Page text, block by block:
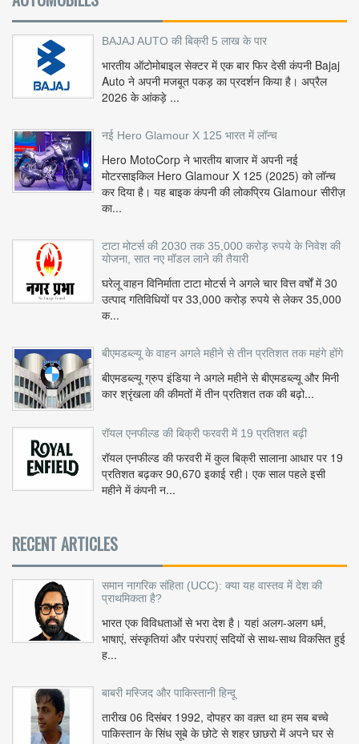
BAJAJ AUTO की बिक्री 5 लाख के पार
भारतीय ऑटोमोबाइल सेक्टर में एक बार फिर देसी कंपनी Bajaj
Auto ने अपनी मजबूत पकड़ का प्रदर्शन किया है। अप्रैल
2026 के आंकड़े ...
नई Hero Glamour X 125 भारत में लॉन्च
Hero MotoCorp ने भारतीय बाजार में अपनी नई
मोटरसाइकिल Hero Glamour X 125 (2025) को लॉन्च
कर दिया है। यह बाइक कंपनी की लोकप्रिय Glamour सीरीज़
का...
टाटा मोटर्स की 2030 तक 35,000 करोड़ रुपये के निवेश की
योजना, सात नए मॉडल लाने की तैयारी
घरेलू वाहन विनिर्माता टाटा मोटर्स ने अगले चार वित्त वर्षों में 30
उत्पाद गतिविधियों पर 33,000 करोड़ रुपये से लेकर 35,000
क...
बीएमडब्ल्यू के वाहन अगले महीने से तीन प्रतिशत तक महंगे होंगे
बीएमडब्ल्यू ग्रुप इंडिया ने अगले महीने से बीएमडब्ल्यू और मिनी
कार श्रृंखला की कीमतों में तीन प्रतिशत तक की बढ़ो...
रॉयल एनफील्ड की बिक्री फरवरी में 19 प्रतिशत बढ़ी
रॉयल एनफील्ड की फरवरी में कुल बिक्री सालाना आधार पर 19
प्रतिशत बढ़कर 90,670 इकाई रही। एक साल पहले इसी
महीने में कंपनी न...
RECENT ARTICLES
समान नागरिक संहिता (UCC): क्या यह वास्तव में देश की
प्राथमिकता है?
भारत एक विविधताओं से भरा देश है। यहां अलग-अलग धर्म,
भाषाएं, संस्कृतियां और परंपराएं सदियों से साथ-साथ विकसित हुई
ह...
बाबरी मस्जिद और पाकिस्तानी हिन्दू
तारीख 06 दिसंबर 1992, दोपहर का वक़्त था हम सब बच्चे
पाकिस्तान के सिंध सूबे के छोटे से शहर छाछरो में अपने घर से